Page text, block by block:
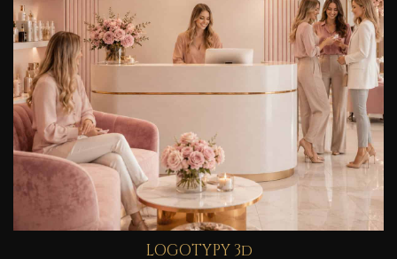
LOGOTYPY 3d